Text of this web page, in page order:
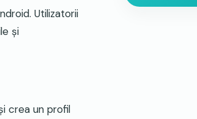
Utilizatorii
și
crea un profil